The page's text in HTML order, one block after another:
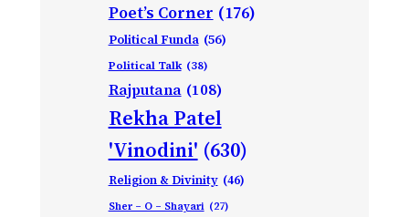
Poet’s Corner (176)
Political Funda (56)
Political Talk (38)
Rajputana (108)
Rekha Patel
'Vinodini' (630)
Religion & Divinity (46)
Sher – O – Shayari (27)